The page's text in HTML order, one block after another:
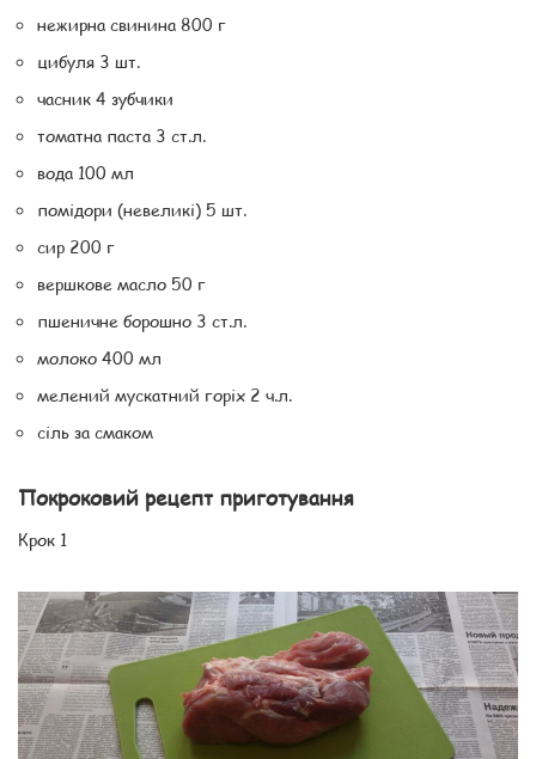
нежирна свинина 800 г
цибуля 3 шт.
часник 4 зубчики
томатна паста 3 ст.л.
вода 100 мл
помідори (невеликі) 5 шт.
сир 200 г
вершкове масло 50 г
пшеничне борошно 3 ст.л.
молоко 400 мл
мелений мускатний горіх 2 ч.л.
сіль за смаком
Покроковий рецепт приготування
Крок 1